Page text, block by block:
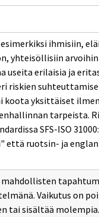
ihmisiin,
yhteisöllisiin
useita erilaisia ja
riskien
koota yksittäiset
tarpeista.
SFS-ISO
että ruotsin- ja
Vaikutus on
tai sisältää